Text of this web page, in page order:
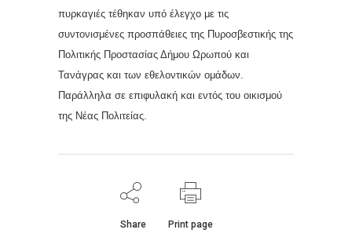
πυρκαγιές τέθηκαν υπό έλεγχο με τις
συντονισμένες προσπάθειες της Πυροσβεστικής της
Πολιτικής Προστασίας Δήμου Ωρωπού και
Τανάγρας και των εθελοντικών ομάδων.
Παράλληλα σε επιφυλακή και εντός του οικισμού
της Νέας Πολιτείας.
Share Print page